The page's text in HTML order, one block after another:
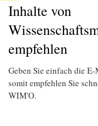
Inhalte von
empfehlen
Geben Sie einfach die
somit empfehlen Sie
WIM'O.